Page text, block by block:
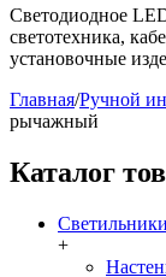
Светодиодное
светотехника,
установочные
Главная/Ручной
рычажный
Каталог
+